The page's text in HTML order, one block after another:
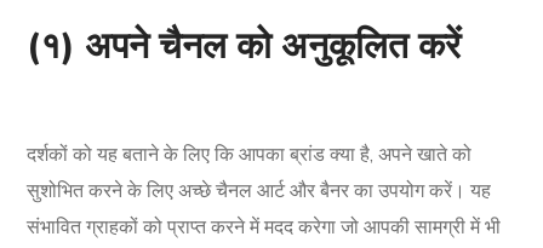
(१) अपने चैनल को अनुकूलित करें
दर्शकों को यह बताने के लिए कि आपका ब्रांड क्या है, अपने खाते को
सुशोभित करने के लिए अच्छे चैनल आर्ट और बैनर का उपयोग करें। यह
संभावित ग्राहकों को प्राप्त करने में मदद करेगा जो आपकी सामग्री में भी